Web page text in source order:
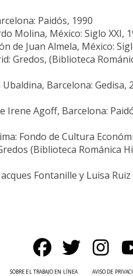
Paidós, 1990
Molina, México: Siglo XXI,
Juan Almela, México:
(Biblioteca
Barcelona:
Agoff, Barcelona:
Fondo de Cultura
(Biblioteca Románica
Fontanille y Luisa
SOBRE EL TRABAJO EN LÍNEA AVISO DE